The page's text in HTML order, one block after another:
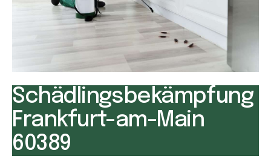
Schädlingsbekämpfung
Frankfurt-am-Main
60389